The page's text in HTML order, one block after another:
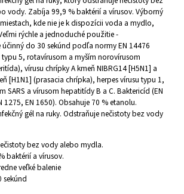
vody. Zabíja 99,9 % baktérií a vírusov. Výborný
kde nie je k dispozícii voda a mydlo,
rýchle a jednoduché použitie -
účinný do 30 sekúnd podľa normy EN 14476
5, rotavírusom a myším norovírusom
vírusu chrípky A kmeň NIBRG14 [H5N1] a
[H1N1] (prasacia chrípka), herpes vírusu typu 1,
SARS a vírusom hepatitídy B a C. Baktericíd (EN
1275, EN 1650). Obsahuje 70 % etanolu.
gél na ruky. Odstraňuje nečistoty bez vody
bez vody alebo mydla.
baktérií a vírusov.
veľké balenie
sekúnd